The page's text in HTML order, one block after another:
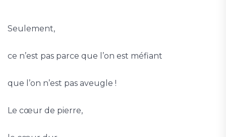
Seulement,
ce n’est pas parce que l’on est méfiant
que l’on n’est pas aveugle !
Le cœur de pierre,